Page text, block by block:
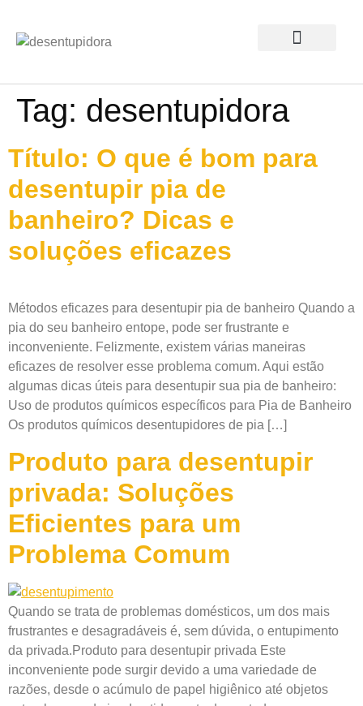
Tag: desentupidora
Título: O que é bom para
desentupir pia de
banheiro? Dicas e
soluções eficazes
Métodos eficazes para desentupir pia de banheiro Quando a
pia do seu banheiro entope, pode ser frustrante e
inconveniente. Felizmente, existem várias maneiras
eficazes de resolver esse problema comum. Aqui estão
algumas dicas úteis para desentupir sua pia de banheiro:
Uso de produtos químicos específicos para Pia de Banheiro
Os produtos químicos desentupidores de pia […]
Produto para desentupir
privada: Soluções
Eficientes para um
Problema Comum
Quando se trata de problemas domésticos, um dos mais
frustrantes e desagradáveis é, sem dúvida, o entupimento
da privada.Produto para desentupir privada Este
inconveniente pode surgir devido a uma variedade de
razões, desde o acúmulo de papel higiênico até objetos